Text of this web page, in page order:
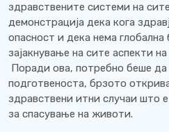
здравствените системи на
демонстрација дека кога
опасност и дека нема глобална
зајакнување на сите аспекти
Поради ова, потребно беше да
подготвеноста, брзото
здравствени итни случаи што
за спасување на животи.